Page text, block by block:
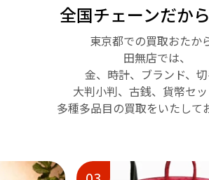
全国チェーンだから
東京都での買取おたか
田無店では、
金、時計、ブランド、切
大判小判、古銭、貨幣セッ
多種多品目の買取をいたして